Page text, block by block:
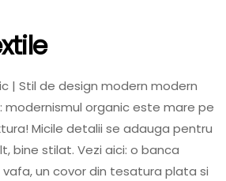
modernismul organic este mare pe
Micile detalii se adauga pentru
bine stilat. Vezi aici: o banca
un covor din tesatura plata si